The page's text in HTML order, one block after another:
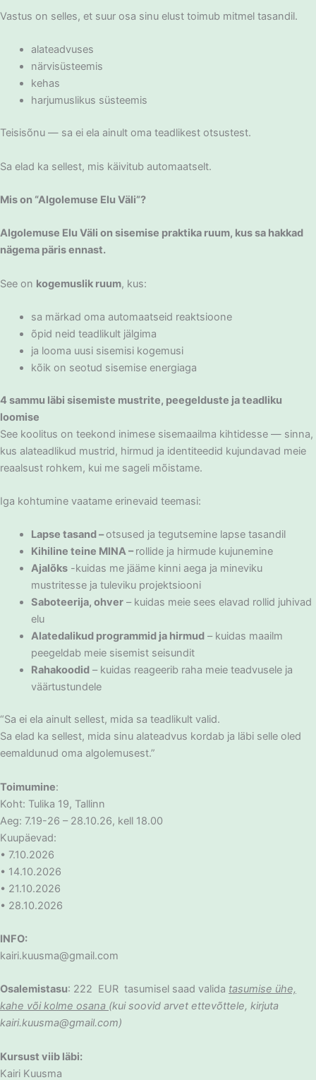
Vastus on selles, et suur osa sinu elust toimub mitmel tasandil.
alateadvuses
närvisüsteemis
kehas
harjumuslikus süsteemis
Teisisõnu — sa ei ela ainult oma teadlikest otsustest.
Sa elad ka sellest, mis käivitub automaatselt.
Mis on “Algolemuse Elu Väli”?
Algolemuse Elu Väli on sisemise praktika ruum, kus sa hakkad
nägema päris ennast.
See on kogemuslik ruum, kus:
sa märkad oma automaatseid reaktsioone
õpid neid teadlikult jälgima
ja looma uusi sisemisi kogemusi
kõik on seotud sisemise energiaga
4 sammu läbi sisemiste mustrite, peegelduste ja teadliku
loomise
See koolitus on teekond inimese sisemaailma kihtidesse — sinna,
kus alateadlikud mustrid, hirmud ja identiteedid kujundavad meie
reaalsust rohkem, kui me sageli mõistame.
Iga kohtumine vaatame erinevaid teemasi:
Lapse tasand –otsused ja tegutsemine lapse tasandil
Kihiline teine MINA –rollide ja hirmude kujunemine
Ajalõks-kuidas me jääme kinni aega ja mineviku
mustritesse ja tuleviku projektsiooni
Saboteerija, ohver– kuidas meie sees elavad rollid juhivad
elu
Alatedalikud programmid ja hirmud – kuidas maailm
peegeldab meie sisemist seisundit
Rahakoodid – kuidas reageerib raha meie teadvusele ja
väärtustundele
“Sa ei ela ainult sellest, mida sa teadlikult valid.
Sa elad ka sellest, mida sinu alateadvus kordab ja läbi selle oled
eemaldunud oma algolemusest.”
Toimumine:
Koht: Tulika 19, Tallinn
Aeg: 7.19-26 – 28.10.26, kell 18.00
Kuupäevad:
• 7.10.2026
• 14.10.2026
• 21.10.2026
• 28.10.2026
INFO:
kairi.kuusma@gmail.com
Osalemistasu: 222 EUR tasumisel saad valida tasumise ühe,
kahe või kolme osana (kui soovid arvet ettevõttele, kirjuta
kairi.kuusma@gmail.com)
Kursust viib läbi:
Kairi Kuusma